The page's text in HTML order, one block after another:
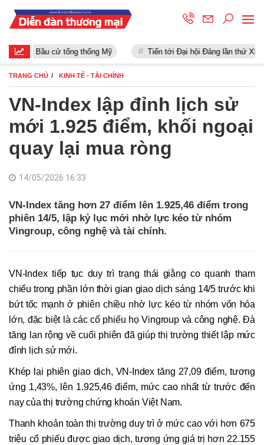
Bầu cử tổng thống Mỹ Tiến tới Đại hội Đảng lần thứ XIII
TRANG CHỦ KINH TẾ - TÀI CHÍNH
VN-Index lập đỉnh lịch sử
mới 1.925 điểm, khối ngoại
quay lại mua ròng
14/05/2026 16:33
VN-Index tăng hơn 27 điểm lên 1.925,46 điểm trong
phiên 14/5, lập kỷ lục mới nhờ lực kéo từ nhóm
Vingroup, công nghệ và tài chính.
VN-Index tiếp tục duy trì trạng thái giằng co quanh tham
chiếu trong phần lớn thời gian giao dịch sáng 14/5 trước khi
bứt tốc mạnh ở phiên chiều nhờ lực kéo từ nhóm vốn hóa
lớn, đặc biệt là các cổ phiếu họ Vingroup và công nghệ. Đà
tăng lan rộng về cuối phiên đã giúp thị trường thiết lập mức
đỉnh lịch sử mới.
Khép lại phiên giao dịch, VN-Index tăng 27,09 điểm, tương
ứng 1,43%, lên 1.925,46 điểm, mức cao nhất từ trước đến
nay của thị trường chứng khoán Việt Nam.
Thanh khoản toàn thị trường duy trì ở mức cao với hơn 675
triệu cổ phiếu được giao dịch, tương ứng giá trị hơn 22.155